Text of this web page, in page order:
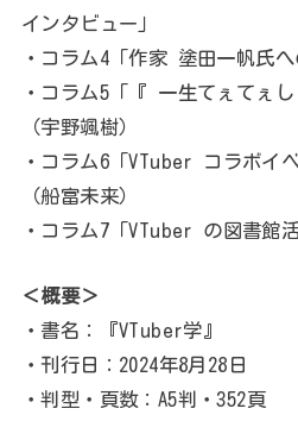
インタビュー」
・コラム4「作家 塗田一帆氏へ
・コラム5「『 一生てぇてぇ
（宇野颯樹）
・コラム6「VTuber コラボイ
（船富未来）
・コラム7「VTuber の図書館
＜概要＞
・書名：『VTuber学』
・刊行日：2024年8月28日
・判型・頁数：A5判・352頁